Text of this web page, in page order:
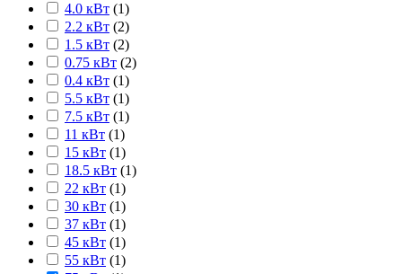
4.0 кВт (1)
2.2 кВт (2)
1.5 кВт (2)
0.75 кВт (2)
0.4 кВт (1)
5.5 кВт (1)
7.5 кВт (1)
11 кВт (1)
15 кВт (1)
18.5 кВт (1)
22 кВт (1)
30 кВт (1)
37 кВт (1)
45 кВт (1)
55 кВт (1)